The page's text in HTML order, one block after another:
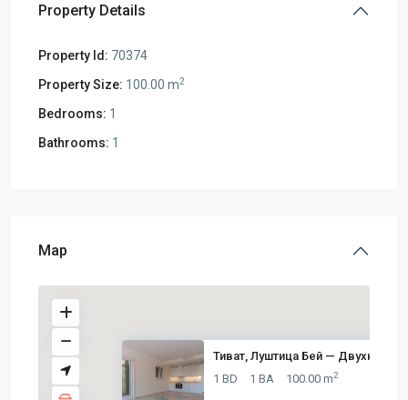
Property Details
Property Id: 70374
Property Size: 100.00 m2
Bedrooms: 1
Bathrooms: 1
Map
Тиват, Луштица Бей —
1 BD
1 BA 100.00 m2